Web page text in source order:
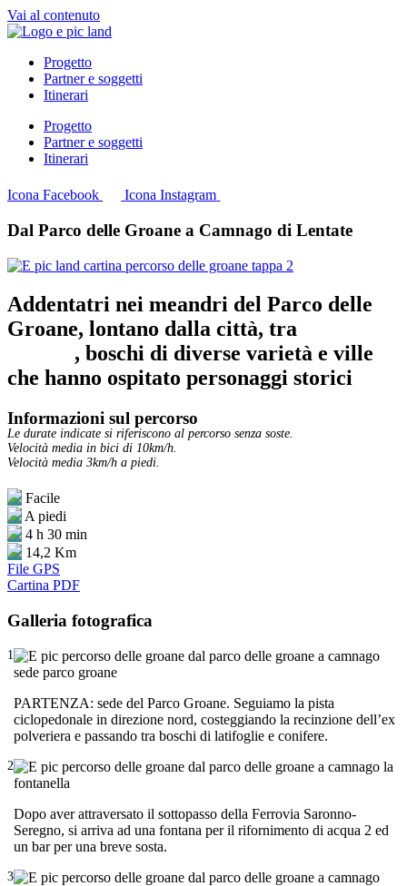
Vai al contenuto
Progetto
Partner e soggetti
Itinerari
Progetto
Partner e soggetti
Itinerari
Icona Facebook Icona Instagram
Dal Parco delle Groane a Camnago di Lentate
Addentatri nei meandri del Parco delle
Groane, lontano dalla città, tra
, boschi di diverse varietà e ville
che hanno ospitato personaggi storici
Informazioni sul percorso
Le durate indicate si riferiscono al percorso senza soste.
Velocità media in bici di 10km/h.
Velocità media 3km/h a piedi.
Facile
A piedi
4 h 30 min
14,2 Km
File GPS
Cartina PDF
Galleria fotografica
PARTENZA: sede del Parco Groane. Seguiamo la pista
ciclopedonale in direzione nord, costeggiando la recinzione dell’ex
polveriera e passando tra boschi di latifoglie e conifere.
1
Dopo aver attraversato il sottopasso della Ferrovia Saronno-
Seregno, si arriva ad una fontana per il rifornimento di acqua 2 ed
un bar per una breve sosta.
2
3